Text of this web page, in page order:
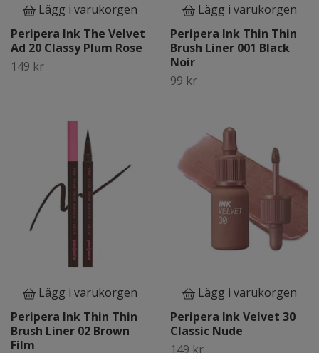
Lägg i varukorgen
Peripera Ink The Velvet
Ad 20 Classy Plum Rose
149 kr
Lägg i varukorgen
Peripera Ink Thin Thin
Brush Liner 001 Black
Noir
99 kr
Lägg i varukorgen
Peripera Ink Thin Thin
Brush Liner 02 Brown
Film
Lägg i varukorgen
Peripera Ink Velvet 30
Classic Nude
149 kr